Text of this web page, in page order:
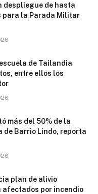
despliegue de hasta
para la Parada Militar
de Tailandia
entre ellos los
más del 50% de la
Barrio Lindo, reporta
plan de alivio
afectados por incendio